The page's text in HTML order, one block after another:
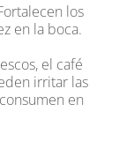
los
en la boca.
el café
irritar las
en